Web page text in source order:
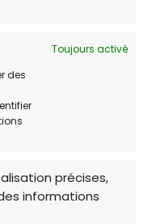
Toujours activé
des
précises,
informations